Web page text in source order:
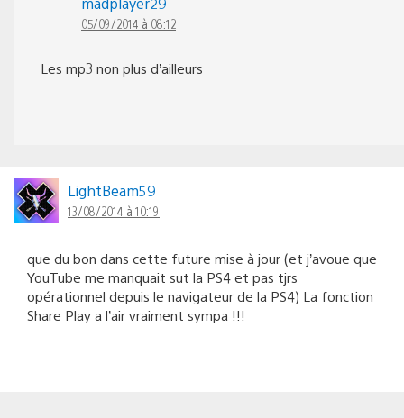
05/09/2014 à 08:12
Les mp3 non plus d’ailleurs
LightBeam59
13/08/2014 à 10:19
que du bon dans cette future mise à jour (et j’avoue que
YouTube me manquait sut la PS4 et pas tjrs
opérationnel depuis le navigateur de la PS4) La fonction
Share Play a l’air vraiment sympa !!!